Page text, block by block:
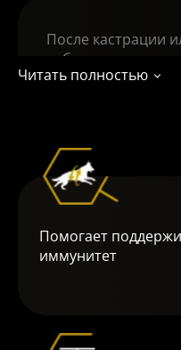
После кастрации
собаки меняется
повышается
собак должен
поддержки
количество
Читать полностью
Помогает
иммунитет